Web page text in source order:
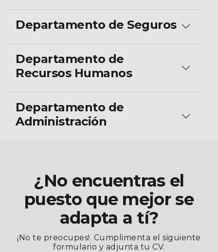
Departamento de Seguros
Departamento de
Recursos Humanos
Departamento de
Administración
¿No encuentras el
puesto que mejor se
adapta a tí?
¡No te preocupes!. Cumplimenta el siguiente
formulario y adjunta tu CV.